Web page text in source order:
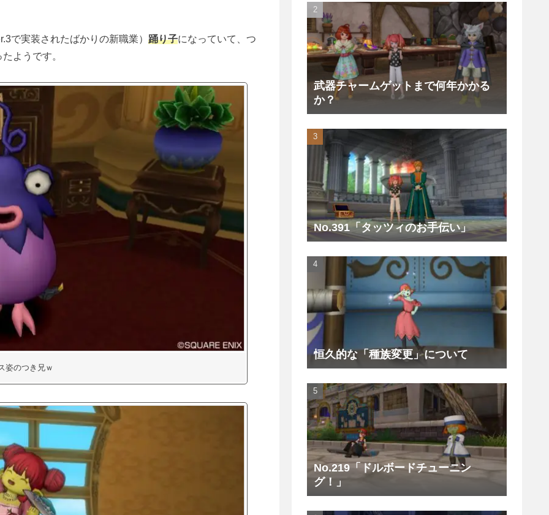
で実装されたばかりの新職業） 踊り子になっていて、つ
ようです。
姿のつき兄ｗ
武器チャームゲットまで何年かかる
か？
No.391「タッツィのお手伝い」
恒久的な「種族変更」について
No.219「ドルボードチューニン
グ！」